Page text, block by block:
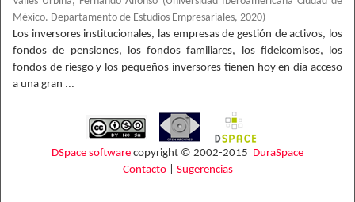
México. Departamento de Estudios Empresariales, 2020)
Los inversores institucionales, las empresas de gestión de activos, los
fondos de pensiones, los fondos familiares, los fideicomisos, los
fondos de riesgo y los pequeños inversores tienen hoy en día acceso
a una gran ...
DSpace software copyright © 2002-2015 DuraSpace
Contacto| Sugerencias